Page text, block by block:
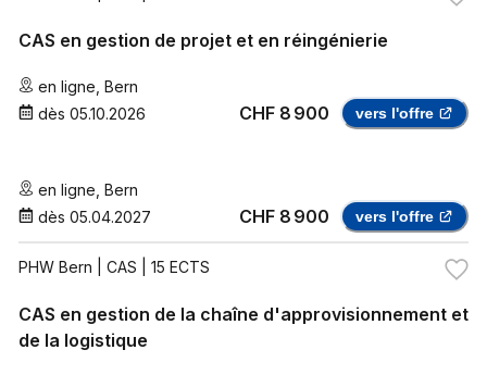
CAS en gestion de projet et en réingénierie
en ligne Bern
dès 05.10.2026 CHF 8 900 vers l'offre
en ligne Bern
dès 05.04.2027 CHF 8 900 vers l'offre
PHW Bern | CAS | 15 ECTS
CAS en gestion de la chaîne d'approvisionnement et
de la logistique